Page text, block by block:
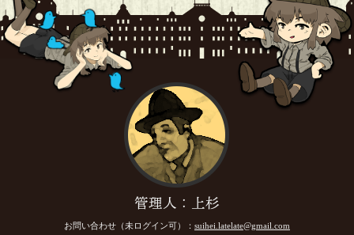
管理人：上杉
お問い合わせ（未ログイン可）： suihei.latelate@gmail.com